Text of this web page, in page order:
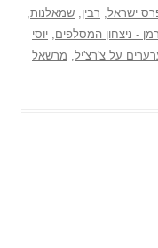
ישראל רבין שמאלנות
- ניצחון המסלפים יוסי
על צ'רצ'יל מרשאל